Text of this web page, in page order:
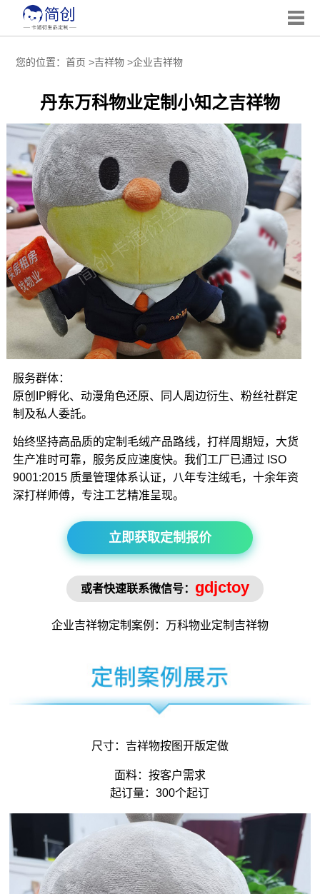
您的位置： 首页 >吉祥物>企业吉祥物
丹东万科物业定制小知之吉祥物
服务群体：
原创IP孵化、动漫角色还原、同人周边衍生、粉丝社群定
制及私人委託。
始终坚持高品质的定制毛绒产品路线，打样周期短，大货
生产准时可靠，服务反应速度快。我们工厂已通过 ISO
9001:2015 质量管理体系认证，八年专注绒毛，十余年资
深打样师傅，专注工艺精准呈现。
立即获取定制报价
或者快速联系微信号： gdjctoy
企业吉祥物定制案例：万科物业定制 吉祥物
尺寸： 吉祥物按图开版定做
面料：按客户需求
起订量：300个起订